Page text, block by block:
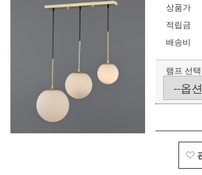
상품가
적립금
배송비
램프 선택